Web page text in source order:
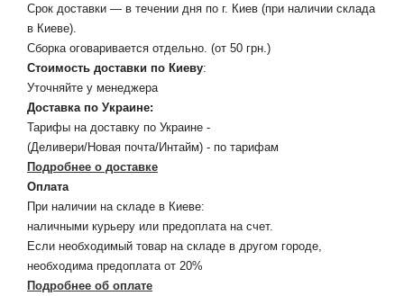
Срок доставки — в течении дня по г. Киев (при наличии склада
в Киеве).
Сборка оговаривается отдельно. (от 50 грн.)
Стоимость доставки по Киеву:
Уточняйте у менеджера
Доставка по Украине:
Тарифы на доставку по Украине -
(Деливери/Новая почта/Интайм) - по тарифам
Подробнее о доставке
Оплата
При наличии на складе в Киеве:
наличными курьеру или предоплата на счет.
Если необходимый товар на складе в другом городе,
необходима предоплата от 20%
Подробнее об оплате